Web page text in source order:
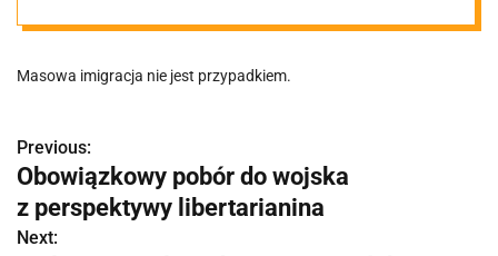
Masowa imigracja nie jest przypadkiem.
N
a
w
Previous:
Obowiązkowy pobór do wojska
z perspektywy libertarianina
Next: